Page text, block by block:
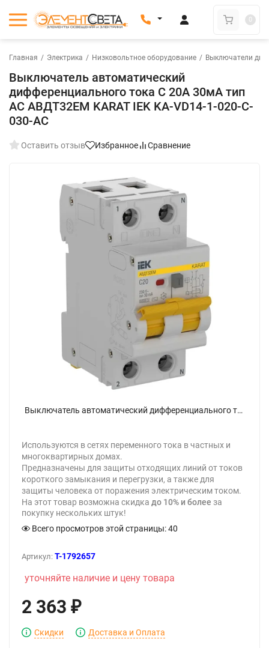
0
Главная / Электрика / Низковольтное оборудование / Выключатели
Выключатель автоматический
дифференциального тока C 20А 30мА тип
AC АВДТ32EM KARAT IEK KA-VD14-1-020-C-
030-AC
Оставить отзыв Избранное Сравнение
Выключатель автоматический дифференциального тока C 20А 30мА тип AC АВДТ32EM KARAT IEK KA-VD14-1-020-C-030-AC - фото
Используются в сетях переменного тока в частных и
многоквартирных домах.
Предназначены для защиты отходящих линий от токов
короткого замыкания и перегрузки, а также для
защиты человека от поражения электрическим током.
На этот товар возможна скидка до 10% и более за
покупку нескольких штук!
Всего просмотров этой страницы:40
Артикул: T-1792657
уточняйте наличие и цену товара
2 363 ₽
Скидки Доставка и Оплата